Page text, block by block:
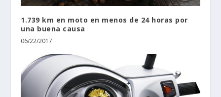
1.739 km en moto en menos de 24 horas por
una buena causa
06/22/2017